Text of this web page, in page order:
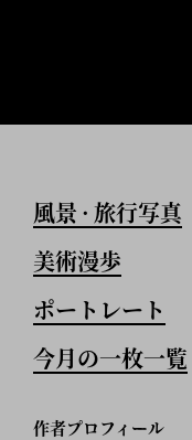
風景 • 旅行写真
美術漫歩
ポートレート
今月の一枚一覧
作者プロフィール